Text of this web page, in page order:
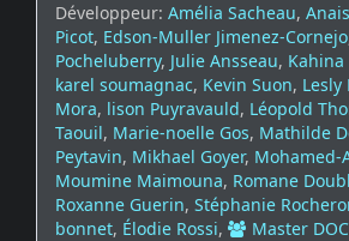
Développeur: Amélia Sacheau,
Picot, Edson-Muller Jimenez-Cornejo
Pocheluberry, Julie Ansseau,
karel soumagnac, Kevin Suon,
Mora, lison Puyravauld, Léopold
Taouil, Marie-noelle Gos, Mathilde
Peytavin, Mikhael Goyer, Mohamed-
Moumine Maimouna, Romane
Roxanne Guerin, Stéphanie
bonnet, Élodie Rossi, Master